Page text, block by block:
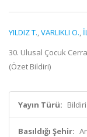
YILDIZ T.,VARLIKLI O.,
30. Ulusal Çocuk
(Özet Bildiri)
Yayın Türü:
Basıldığı Şehir: